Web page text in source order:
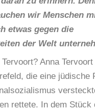
wir Menschen
etwas gegen die
der Welt
Anna
die eine jüdische
rettete. In dem Stück